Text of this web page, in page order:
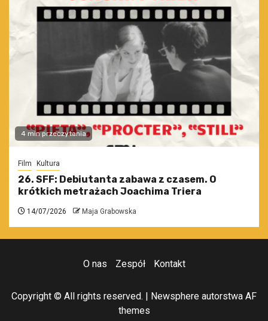
4 min przeczytania
Film Kultura
26. SFF: Debiutanta zabawa z czasem. O
krótkich metrażach Joachima Triera
14/07/2026 Maja Grabowska
O nas Zespół Kontakt
Copyright © All rights reserved. | Newsphere autorstwa AF
themes